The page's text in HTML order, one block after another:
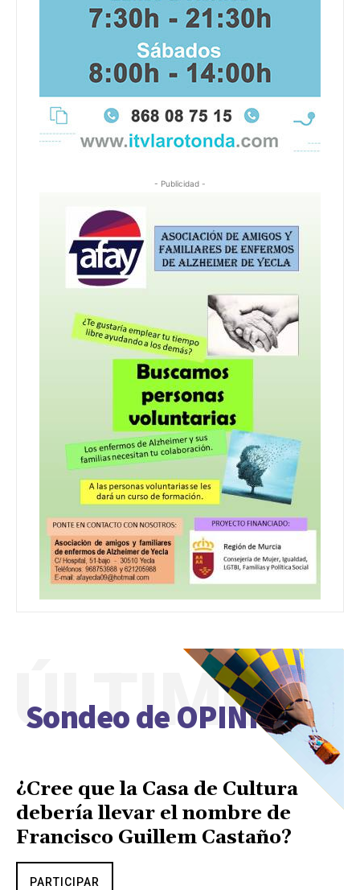
- Publicidad -
Sondeo de OPINIÓN
ÚLTIMO
¿Cree que la Casa de Cultura
debería llevar el nombre de
Francisco Guillem Castaño?
PARTICIPAR